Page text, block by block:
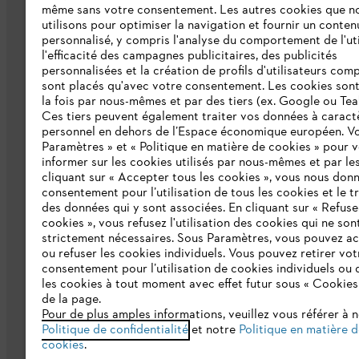
Qui sommes-nous ?
Presse
Emploi
Ligne Intégrité STIHL
Développement durable
Catalogue
Politique de protection des données
même sans votre consentement. Les autres cookies que
utilisons pour optimiser la navigation et fournir un
personnalisé, y compris l'analyse du comportement de
l'efficacité des campagnes publicitaires, des publicités
personnalisées et la création de profils d'utilisateurs
sont placés qu'avec votre consentement. Les cookies
la fois par nous-mêmes et par des tiers (ex. Google ou
Ces tiers peuvent également traiter vos données à
personnel en dehors de l’Espace économique européen.
Paramètres » et « Politique en matière de cookies » pour
informer sur les cookies utilisés par nous-mêmes et par
cliquant sur « Accepter tous les cookies », vous nous
consentement pour l’utilisation de tous les cookies et le
des données qui y sont associées. En cliquant sur «
cookies », vous refusez l'utilisation des cookies qui ne
strictement nécessaires. Sous Paramètres, vous pouvez
ou refuser les cookies individuels. Vous pouvez retirer
consentement pour l’utilisation de cookies individuels ou
les cookies à tout moment avec effet futur sous « Cookies
de la page.
Pour de plus amples informations, veuillez vous référer à
Politique de confidentialitéet notre Politique en matière
cookies.